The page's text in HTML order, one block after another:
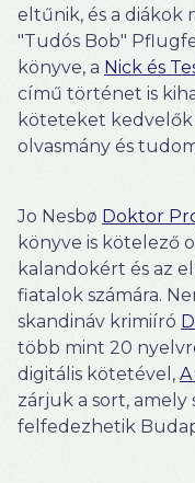
eltűnik, és a diákok
"Tudós Bob"
könyve, a Nick és
című történet is
köteteket kedvelők
olvasmány és
Jo Nesbø Doktor
könyve is kötelező
kalandokért és az
fiatalok számára.
skandináv krimiíró
több mint 20
digitális kötetével,
zárjuk a sort,
felfedezhetik